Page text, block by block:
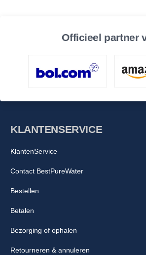
Officieel partner
KLANTENSERVICE
KlantenService
Contact BestPureWater
Bestellen
Betalen
Bezorging of ophalen
Retourneren & annuleren